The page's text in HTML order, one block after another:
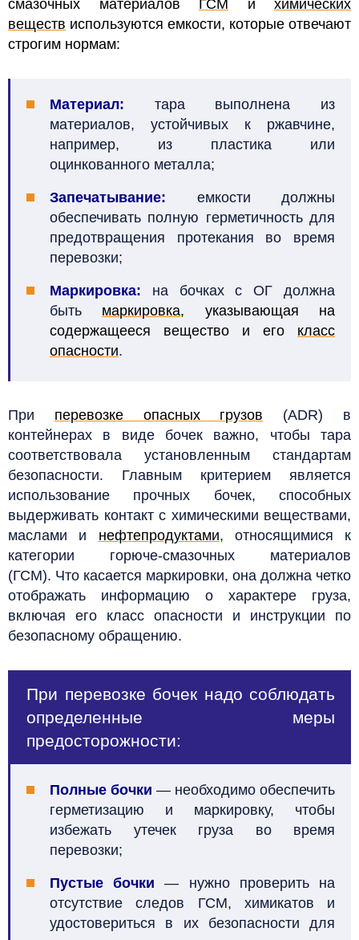
смазочных материалов ГСМ и химических
веществ используются емкости, которые отвечают
строгим нормам:
Материал: тара выполнена из
материалов, устойчивых к ржавчине,
например, из пластика или
оцинкованного металла;
Запечатывание: емкости должны
обеспечивать полную герметичность для
предотвращения протекания во время
перевозки;
Маркировка: на бочках с ОГ должна
быть маркировка, указывающая на
содержащееся вещество и его класс
опасности.
При перевозке опасных грузов (ADR) в
контейнерах в виде бочек важно, чтобы тара
соответствовала установленным стандартам
безопасности. Главным критерием является
использование прочных бочек, способных
выдерживать контакт с химическими веществами,
маслами и нефтепродуктами, относящимися к
категории горюче-смазочных материалов
(ГСМ). Что касается маркировки, она должна четко
отображать информацию о характере груза,
включая его класс опасности и инструкции по
безопасному обращению.
При перевозке бочек надо соблюдать
определенные меры
предосторожности:
Полные бочки — необходимо обеспечить
герметизацию и маркировку, чтобы
избежать утечек груза во время
перевозки;
Пустые бочки — нужно проверить на
отсутствие следов ГСМ, химикатов и
удостовериться в их безопасности для